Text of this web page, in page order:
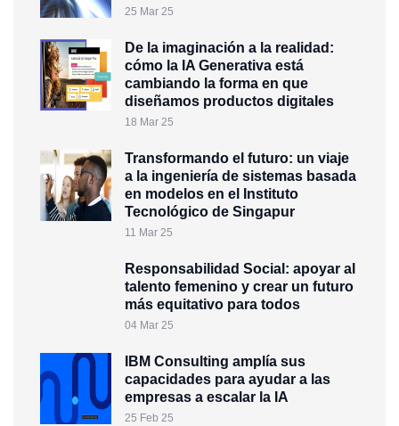
25 Mar 25
De la imaginación a la realidad:
cómo la IA Generativa está
cambiando la forma en que
diseñamos productos digitales
18 Mar 25
Transformando el futuro: un viaje
a la ingeniería de sistemas basada
en modelos en el Instituto
Tecnológico de Singapur
11 Mar 25
Responsabilidad Social: apoyar al
talento femenino y crear un futuro
más equitativo para todos
04 Mar 25
IBM Consulting amplía sus
capacidades para ayudar a las
empresas a escalar la IA
25 Feb 25